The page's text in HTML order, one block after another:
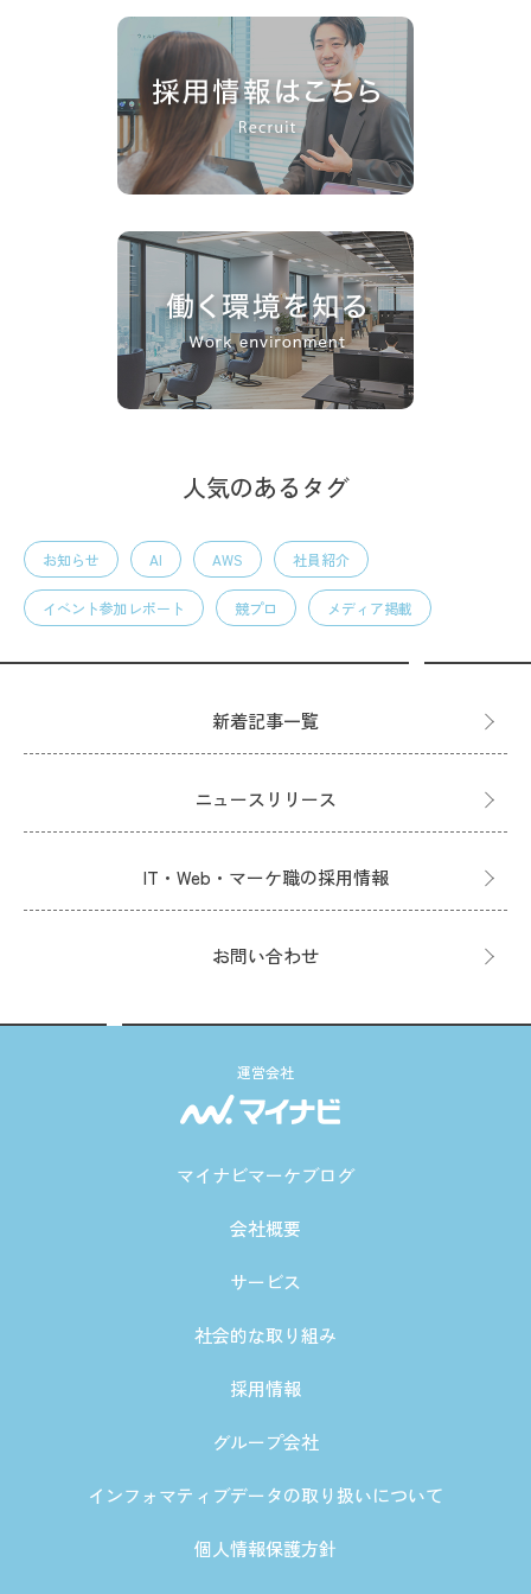
人気のあるタグ
お知らせ AI AWS 社員紹介
イベント参加レポート 競プロ メディア掲載
新着記事一覧
ニュースリリース
IT・Web・マーケ職の採用情報
お問い合わせ
運営会社
マイナビマーケブログ
会社概要
サービス
社会的な取り組み
採用情報
グループ会社
インフォマティブデータの取り扱いについて
個人情報保護方針